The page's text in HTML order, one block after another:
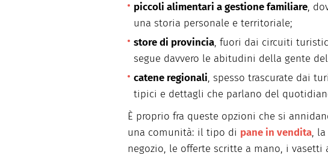
piccoli alimentari a gestione familiare,
una storia personale e territoriale;
store di provincia, fuori dai circuiti
segue davvero le abitudini della gente
catene regionali, spesso trascurate dai
tipici e dettagli che parlano del
È proprio fra queste opzioni che si
una comunità: il tipo di pane in vendita,
negozio, le offerte scritte a mano, i vasetti